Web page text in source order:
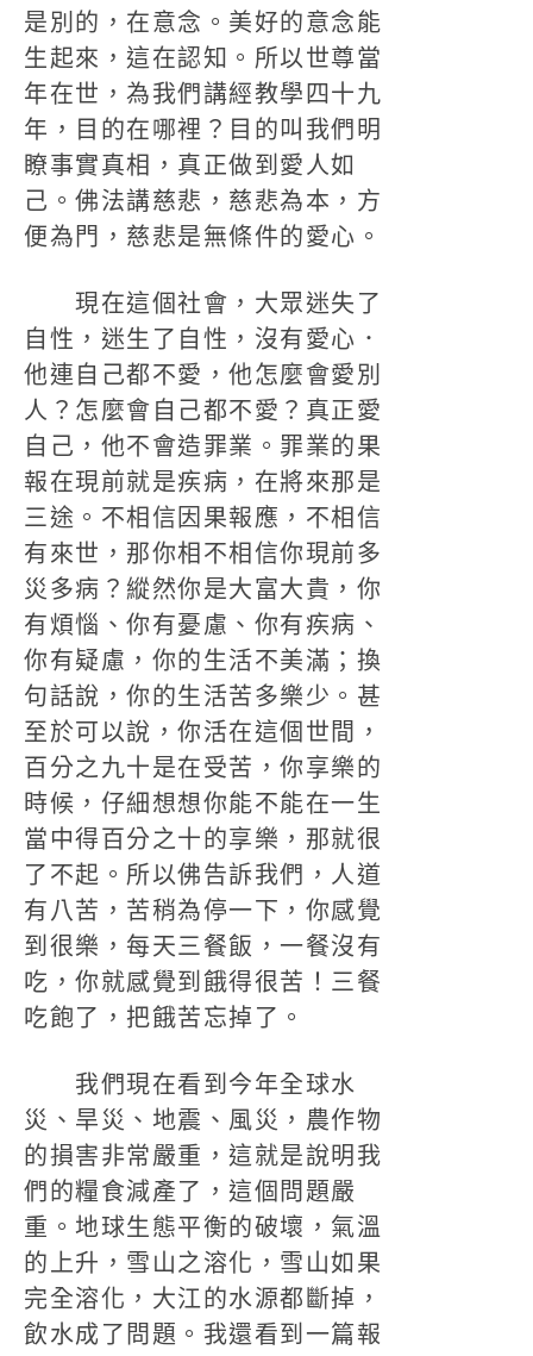
是別的，在意念。美好的意念能
生起來，這在認知。所以世尊當
年在世，為我們講經教學四十九
年，目的在哪裡？目的叫我們明
瞭事實真相，真正做到愛人如
己。佛法講慈悲，慈悲為本，方
便為門，慈悲是無條件的愛心。
現在這個社會，大眾迷失了
自性，迷生了自性，沒有愛心．
他連自己都不愛，他怎麼會愛別
人？怎麼會自己都不愛？真正愛
自己，他不會造罪業。罪業的果
報在現前就是疾病，在將來那是
三途。不相信因果報應，不相信
有來世，那你相不相信你現前多
災多病？縱然你是大富大貴，你
有煩惱、你有憂慮、你有疾病、
你有疑慮，你的生活不美滿；換
句話說，你的生活苦多樂少。甚
至於可以說，你活在這個世間，
百分之九十是在受苦，你享樂的
時候，仔細想想你能不能在一生
當中得百分之十的享樂，那就很
了不起。所以佛告訴我們，人道
有八苦，苦稍為停一下，你感覺
到很樂，每天三餐飯，一餐沒有
吃，你就感覺到餓得很苦！三餐
吃飽了，把餓苦忘掉了。
我們現在看到今年全球水
災、旱災、地震、風災，農作物
的損害非常嚴重，這就是說明我
們的糧食減產了，這個問題嚴
重。地球生態平衡的破壞，氣溫
的上升，雪山之溶化，雪山如果
完全溶化，大江的水源都斷掉，
飲水成了問題。我還看到一篇報